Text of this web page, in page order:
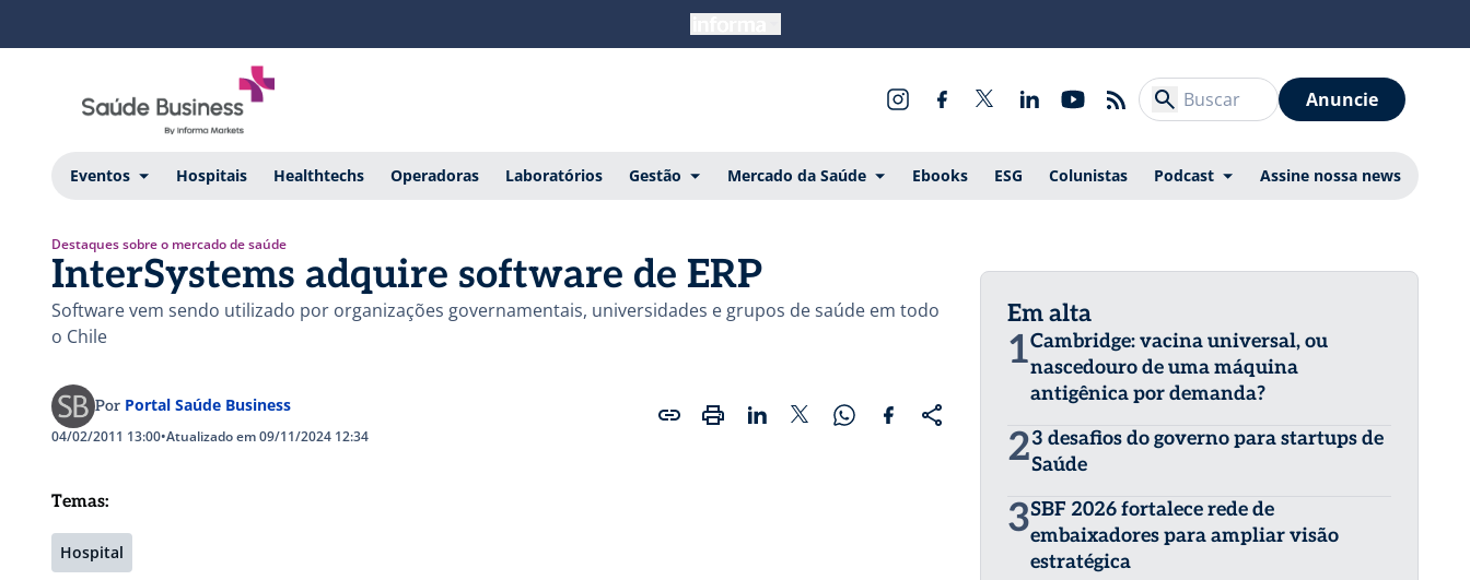
Anuncie
Eventos Hospitais Healthtechs Operadoras Laboratórios Gestão Mercado da Saúde Ebooks ESG Colunistas Podcast Assine nossa news
Destaques sobre o mercado de saúde
InterSystems adquire software de ERP
Software vem sendo utilizado por organizações governamentais, universidades e grupos de saúde em todo
o Chile
Por Portal Saúde Business
04/02/2011 13:00•Atualizado em 09/11/2024 12:34
Temas:
Hospital
Em alta
1Cambridge: vacina universal, ou
nascedouro de uma máquina
antigênica por demanda?
23 desafios do governo para startups de
Saúde
3SBF 2026 fortalece rede de
embaixadores para ampliar visão
estratégica